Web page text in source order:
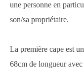
une personne en
son/sa propriétaire.
La première cape est
68cm de longueur